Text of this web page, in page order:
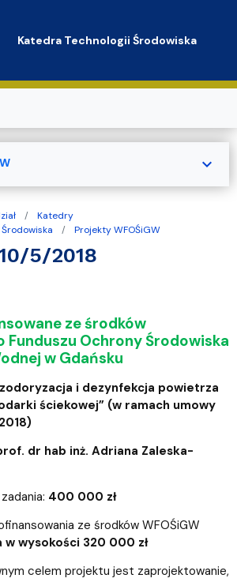
Katedra Technologii Środowiska
Katedry
Projekty WFOŚiGW
5/2018
ze środków
Funduszu Ochrony Środowiska
w Gdańsku
i dezynfekcja powietrza
ściekowej” (w ramach umowy
)
dr hab inż. Adriana Zaleska-
400 000 zł
ze środków WFOŚiGW
w wysokości 320 000 zł
celem projektu jest zaprojektowanie,
expand_more